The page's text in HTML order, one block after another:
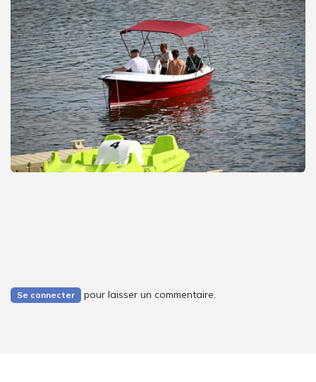
Se connecter pour laisser un commentaire.